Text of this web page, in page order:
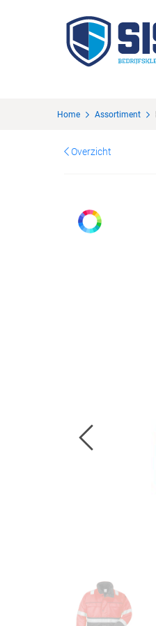
Home Assortiment
Overzicht